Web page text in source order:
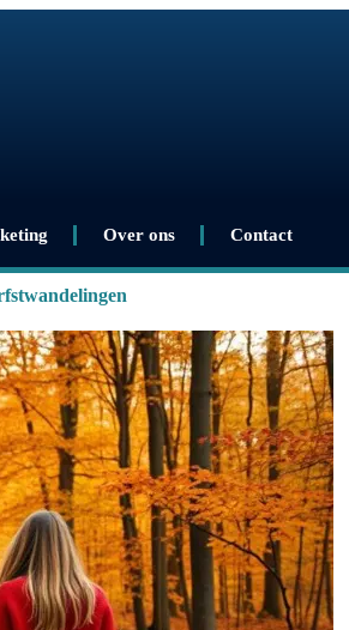
Over ons Contact